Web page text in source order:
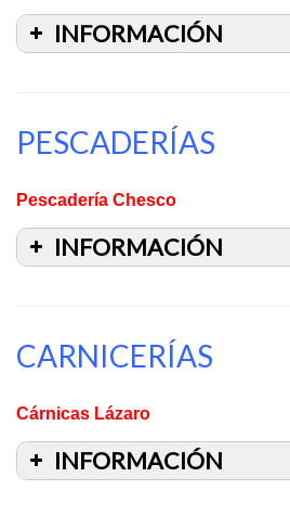
INFORMACIÓN
PESCADERÍAS
Pescadería Chesco
INFORMACIÓN
CARNICERÍAS
Cárnicas Lázaro
INFORMACIÓN